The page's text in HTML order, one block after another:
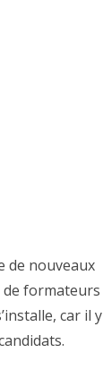
de nouveaux
de formateurs
car il y